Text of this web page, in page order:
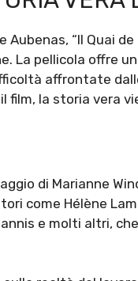
“Il Quai
La pellicola offre
affrontate
film, la storia vera
di Marianne
come Hélène
e molti altri,